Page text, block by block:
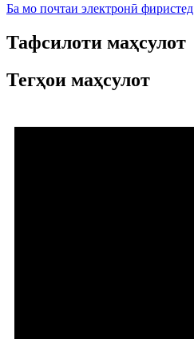
Ба мо почтаи электронӣ фиристед
Тафсилоти маҳсулот
Тегҳои маҳсулот